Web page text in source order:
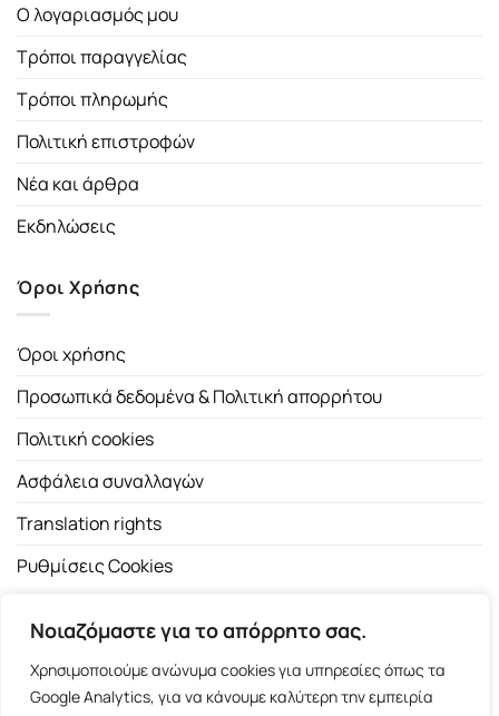
Νοιαζόμαστε για το απόρρητο σας.
Χρησιμοποιούμε ανώνυμα cookies για υπηρεσίες όπως τα
Google Analytics, για να κάνουμε καλύτερη την εμπειρία
Ο λογαριασμός μου
Τρόποι παραγγελίας
Τρόποι πληρωμής
Πολιτική επιστροφών
Νέα και άρθρα
Εκδηλώσεις
Όροι Χρήσης
Όροι χρήσης
Προσωπικά δεδομένα & Πολιτική απορρήτου
Πολιτική cookies
Ασφάλεια συναλλαγών
Translation rights
Ρυθμίσεις Cookies